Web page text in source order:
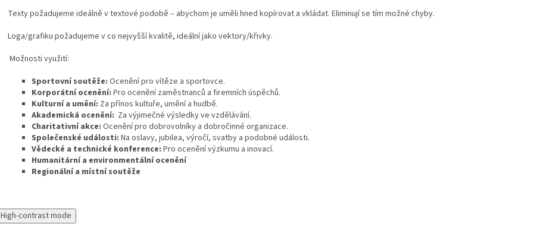
Texty požadujeme ideálně v textové podobě – abychom je uměli hned kopírovat a vkládat. Eliminují se tím možné chyby.
Loga/grafiku požadujeme v co nejvyšší kvalitě, ideální jako vektory/křivky.
Možnosti využití:
Sportovní soutěže: Ocenění pro vítěze a sportovce.
Korporátní ocenění: Pro ocenění zaměstnanců a firemních úspěchů.
Kulturní a umění: Za přínos kultuře, umění a hudbě.
Akademická ocenění: Za výjimečné výsledky ve vzdělávání.
Charitativní akce: Ocenění pro dobrovolníky a dobročinné organizace.
Společenské události: Na oslavy, jubilea, výročí, svatby a podobné události.
Vědecké a technické konference: Pro ocenění výzkumu a inovací.
Humanitární a environmentální ocenění
Regionální a místní soutěže
High-contrast mode